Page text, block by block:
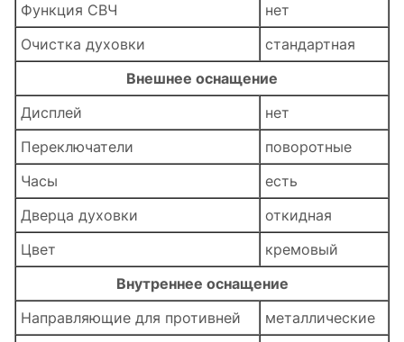
Функция СВЧ
нет
Очистка духовки
стандартная
Внешнее оснащение
Дисплей
нет
Переключатели
поворотные
Часы
есть
Дверца духовки
откидная
Цвет
кремовый
Внутреннее оснащение
Направляющие для противней
металлические